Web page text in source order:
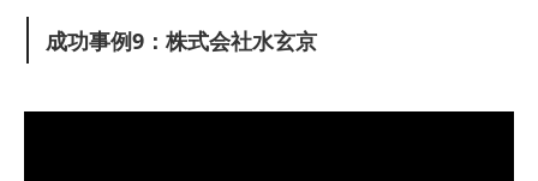
成功事例9：株式会社水玄京